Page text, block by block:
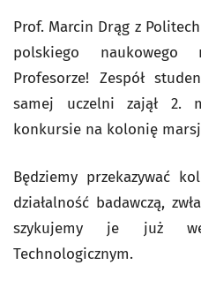
Prof. Marcin Drąg z
polskiego naukowego
Profesorze! Zespół
samej uczelni zajął 2.
konkursie na kolonię
Będziemy przekazywać
działalność badawczą,
szykujemy je już we
Technologicznym.